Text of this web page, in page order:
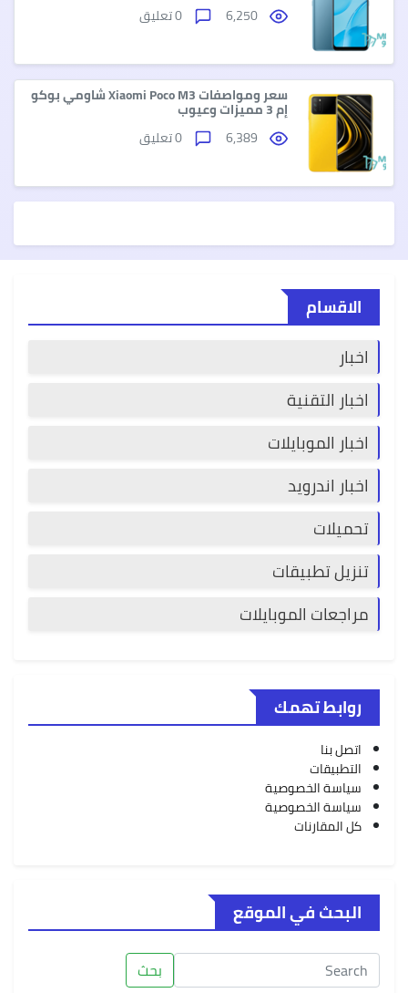
سعر ومواصفات Xiaomi Poco M3 شاومي بوكو
إم 3 مميزات وعيوب
الاقسام
اخبار
اخبار التقنية
اخبار الموبايلات
اخبار اندرويد
تحميلات
تنزيل تطبيقات
مراجعات الموبايلات
روابط تهمك
اتصل بنا
التطبيقات
سياسة الخصوصية
سياسة الخصوصية
كل المقارنات
البحث في الموقع
بحث